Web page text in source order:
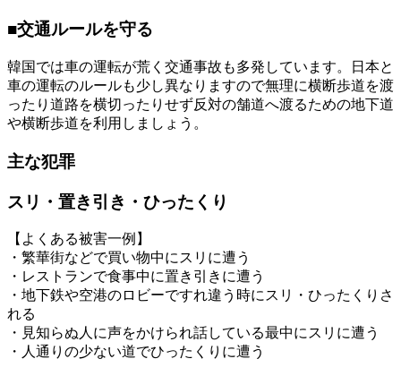
■交通ルールを守る
韓国では車の運転が荒く交通事故も多発しています。日本と
車の運転のルールも少し異なりますので無理に横断歩道を渡
ったり道路を横切ったりせず反対の舗道へ渡るための地下道
や横断歩道を利用しましょう。
主な犯罪
スリ・置き引き・ひったくり
【よくある被害一例】
・繁華街などで買い物中にスリに遭う
・レストランで食事中に置き引きに遭う
・地下鉄や空港のロビーですれ違う時にスリ・ひったくりさ
れる
・見知らぬ人に声をかけられ話している最中にスリに遭う
・人通りの少ない道でひったくりに遭う